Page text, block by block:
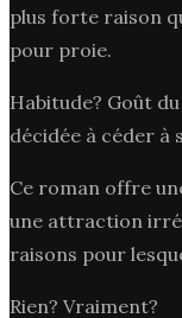
plus forte raison
pour proie.
Habitude? Goût
décidée à céder à
Ce roman offre
une attraction
raisons pour
Rien? Vraiment?